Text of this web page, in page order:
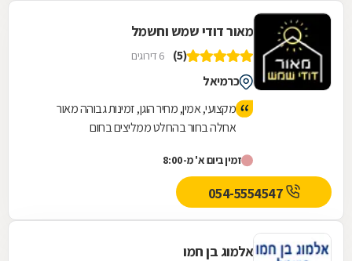
מאור דודי שמש וחשמל
(5) 6 דירוגים
כרמיאל
מקצועי, אמין, מחיר הוגן, זמינות גבוהה מאור
אחלה בחור בהחלט ממליצים בחום
זמין ביום א' מ-8:00
אלמוג בן חמו